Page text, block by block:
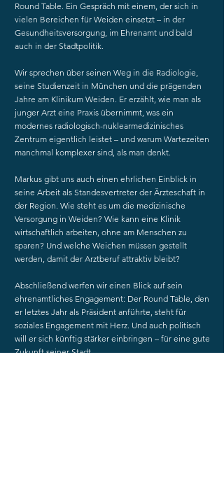
Round Table. Ein Gespräch mit einem, der sich in
vielen Bereichen für Weiden einsetzt – in der
Gesundheitsversorgung, im Ehrenamt und bald
auch in der Stadtpolitik.
Wir sprechen über seinen Weg in die Radiologie,
seine Studienzeit in München und die prägenden
Jahre am Klinikum Weiden. Er erzählt, wie man als
junger Arzt eine Praxis übernimmt, was ein
modernes radiologisch-nuklearmedizinisches
Zentrum eigentlich leistet – und warum Wartezeiten
manchmal komplexer sind, als man denkt.
Markus gibt uns auch einen ehrlichen Einblick in
seine Arbeit als Standesvertreter der Ärzteschaft in
der Region. Wie steht es um die medizinische
Versorgung in Weiden? Wie kann eine Klinik
wirtschaftlich arbeiten, ohne am Menschen zu
sparen? Und welche Weichen müssen gestellt
werden, damit der Arztberuf attraktiv bleibt?
Abschließend werfen wir einen Blick auf sein
ehrenamtliches Engagement: Der Round Table, den
er letztes Jahr als Präsident anführte, steht für
soziales Engagement mit Herz. Und auch politisch
will er sich künftig stärker einbringen – für eine gute
Zukunft seiner Stadt.